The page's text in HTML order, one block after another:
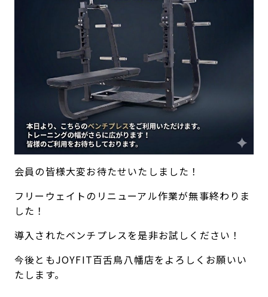
店舗情報・サービス よくあるご質問
店舗へのお問い合わせ
入会を悩まれている方へトップ
キャンペーン 料金のご案内
店舗情報・サービス
入会方法 よくあるご質問
JOYFIT
JOYFIT YOGA
店舗を探す
会員の皆様大変お待たせいたしました！
フリーウェイトのリニューアル作業が無事終わりま
した！
導入されたベンチプレスを是非お試しください！
今後ともJOYFIT百舌鳥八幡店をよろしくお願いい
たします。